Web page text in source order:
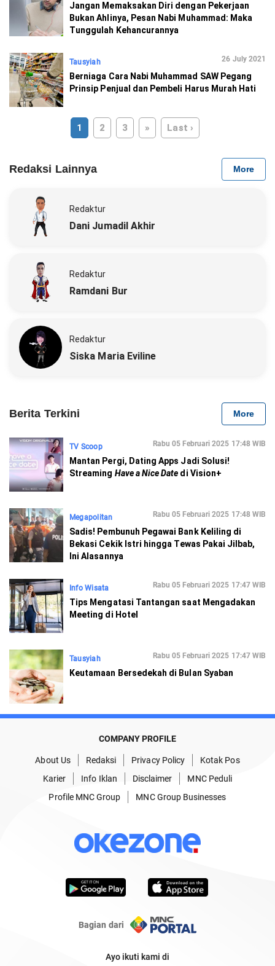
Jangan Memaksakan Diri dengan Pekerjaan
Bukan Ahlinya, Pesan Nabi Muhammad: Maka
Tunggulah Kehancurannya
Tausyiah 26 July 2021
Berniaga Cara Nabi Muhammad SAW Pegang
Prinsip Penjual dan Pembeli Harus Murah Hati
1 2 3 » Last ›
Redaksi Lainnya More
Redaktur
Dani Jumadil Akhir
Redaktur
Ramdani Bur
Redaktur
Siska Maria Eviline
Berita Terkini More
TV Scoop Rabu 05 Februari 2025 17:48 WIB
Mantan Pergi, Dating Apps Jadi Solusi!
Streaming Have a Nice Date di Vision+
Megapolitan Rabu 05 Februari 2025 17:48 WIB
Sadis! Pembunuh Pegawai Bank Keliling di
Bekasi Cekik Istri hingga Tewas Pakai Jilbab,
Ini Alasannya
Info Wisata Rabu 05 Februari 2025 17:47 WIB
Tips Mengatasi Tantangan saat Mengadakan
Meeting di Hotel
Tausyiah Rabu 05 Februari 2025 17:47 WIB
Keutamaan Bersedekah di Bulan Syaban
COMPANY PROFILE
About Us Redaksi Privacy Policy
Kotak Pos
Karier
Info Iklan Disclaimer
MNC Peduli
Profile MNC Group
MNC Group Businesses
Bagian dari
Ayo ikuti kami di